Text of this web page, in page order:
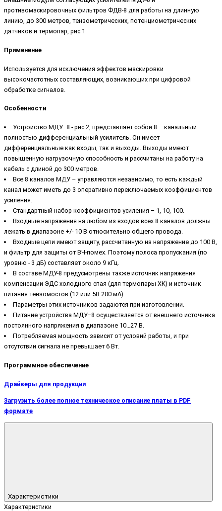
противомаскировочных фильтров ФДВ-8 для работы на длинную
линию, до 300 метров, тензометрических, потенциометрических
датчиков и термопар, рис 1
Применение
Используется для исключения эффектов маскировки
высокочастотных составляющих, возникающих при цифровой
обработке сигналов.
Особенности
Устройство МДУ–8 - рис.2, представляет собой 8 – канальный
полностью дифференциальный усилитель. Он имеет
дифференциальные как входы, так и выходы. Выходы имеют
повышенную нагрузочную способность и рассчитаны на работу на
кабель с длиной до 300 метров.
Все 8 каналов МДУ – управляются независимо, то есть каждый
канал может иметь до 3 оперативно переключаемых коэффициентов
усиления.
Стандартный набор коэффициентов усиления – 1, 10, 100.
Входные напряжения на любом из входов всех 8 каналов должны
лежать в диапазоне +/- 10 В относительно общего провода.
Входные цепи имеют защиту, рассчитанную на напряжение до 100 В,
и фильтр для защиты от ВЧ-помех. Поэтому полоса пропускания (по
уровню - 3 дБ) составляет около 9 кГц.
В составе МДУ-8 предусмотрены также источник напряжения
компенсации ЭДС холодного спая (для термопары ХК) и источник
питания тензомостов (12 или 5В 200 мА).
Параметры этих источников задаются при изготовлении.
Питание устройства МДУ–8 осуществляется от внешнего источника
постоянного напряжения в диапазоне 10…27 В.
Потребляемая мощность зависит от условий работы, и при
отсутствии сигнала не превышает 6 Вт.
Программное обеспечение
Драйверы для продукции
Загрузить более полное техническое описание платы в PDF
формате
Характеристики
Характеристики